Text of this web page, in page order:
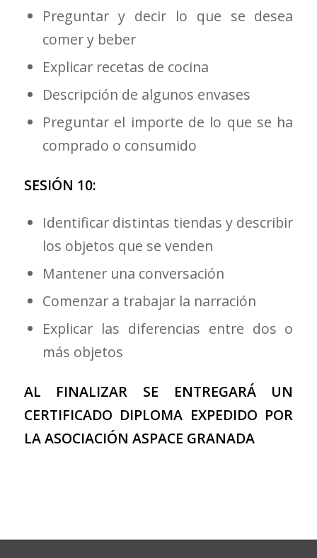
Preguntar y decir lo que se desea
comer y beber
Explicar recetas de cocina
Descripción de algunos envases
Preguntar el importe de lo que se ha
comprado o consumido
SESIÓN 10:
Identificar distintas tiendas y describir
los objetos que se venden
Mantener una conversación
Comenzar a trabajar la narración
Explicar las diferencias entre dos o
más objetos
AL FINALIZAR SE ENTREGARÁ UN
CERTIFICADO DIPLOMA EXPEDIDO POR
LA ASOCIACIÓN ASPACE GRANADA